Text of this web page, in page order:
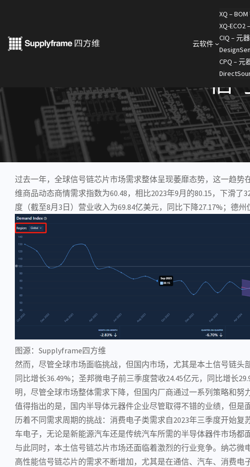
云软件
XQ –
XQ-ECO2
CIQ – 元
CPQ – 元
< 产业洞察
信
过去一年，全球信号链芯片市场需求整体呈现萎靡态势，这一趋势
维商品动态商情需求指数为60.48，相比2023年9月的80.15，下滑了
度（截至8月3日）营业收入为69.84亿美元，同比下降27.17%； 德州
图源：Supplyframe四方维
然而，尽管全球市场面临挑战，但国内市场，尤其是本土信号链头
同比增长36.49%； 圣邦微电子前三季度营收24.45亿元，同比增长
明，尽管全球市场整体需求下降，但国内厂商通过一系列策略和努
值得指出的是，国内半导体元器件企业尽管取得不错的业绩，但是
历着不同需求周期的挑战： 消费电子类需求自2023年三季度开始复
车电子，无论是新能源汽车还是传统汽车所需的半导体器件市场都
与此同时，本土信号链芯片市场还面临着激烈的行业竞争。纳芯微
高性能信号链芯片的需求不断增加，尤其是在通信、汽车、消费电